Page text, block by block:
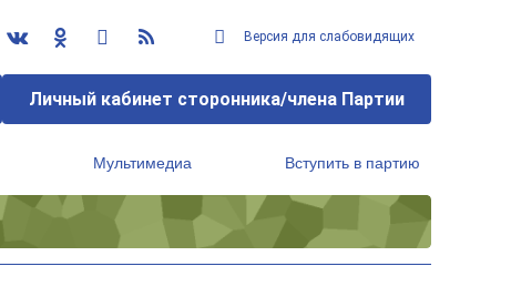
Версия для слабовидящих
Личный кабинет сторонника/члена Партии
Мультимедиа Вступить в партию